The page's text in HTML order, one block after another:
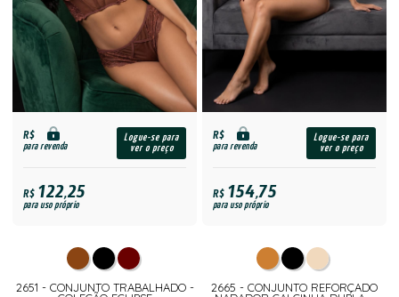
R$
para revenda
Logue-se para
ver o preço
R$122,25
para uso próprio
2651 - CONJUNTO TRABALHADO -
R$
para revenda
Logue-se para
ver o preço
R$154,75
para uso próprio
2665 - CONJUNTO REFORÇADO